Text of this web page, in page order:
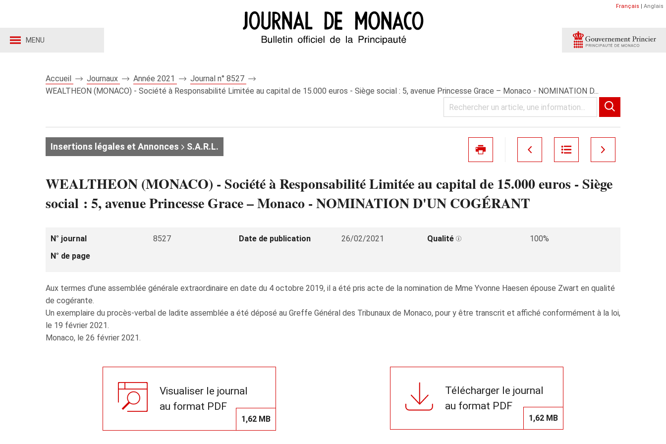
MENU
Français | Anglais
Accueil Journaux Année 2021
Journal n° 8527
WEALTHEON (MONACO) - Société à Responsabilité Limitée au capital de 15.000 euros - Siège social : 5, avenue Princesse Grace – Monaco - NOMINATION D...
Insertions légales et Annonces S.A.R.L.
WEALTHEON (MONACO) - Société à Responsabilité Limitée au capital de 15.000 euros - Siège
social : 5, avenue Princesse Grace – Monaco - NOMINATION D'UN COGÉRANT
N° journal 8527 Date de publication 26/02/2021 Qualité
100%
N° de page
Aux termes d'une assemblée générale extraordinaire en date du 4 octobre 2019, il a été pris acte de la nomination de Mme Yvonne Haesen épouse Zwart en qualité
de cogérante.
Un exemplaire du procès-verbal de ladite assemblée a été déposé au Greffe Général des Tribunaux de Monaco, pour y être transcrit et affiché conformément à la loi,
le 19 février 2021.
Monaco, le 26 février 2021.
Visualiser le journal
au format PDF
1,62 MB
Télécharger le journal
au format PDF
1,62 MB